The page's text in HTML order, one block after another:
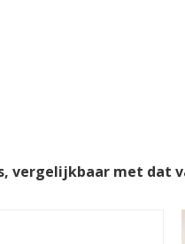
vergelijkbaar met dat